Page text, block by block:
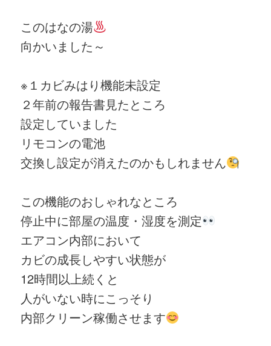
このはなの湯
向かいました～
※１ カビみはり機能未設定
２年前の報告書見たところ
設定していました
リモコンの電池
交換し設定が消えたのかもしれません
この機能のおしゃれなところ
停止中に部屋の温度・湿度を測定
エアコン内部において
カビの成⾧しやすい状態が
12時間以上続くと
人がいない時にこっそり
内部クリーン稼働させます